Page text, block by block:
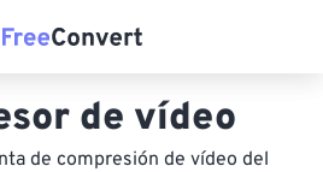
de vídeo
de compresión de vídeo del